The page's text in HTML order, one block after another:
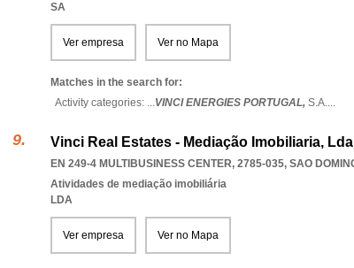
SA
Ver empresa Ver no Mapa
Matches in the search for:
Activity categories: ...VINCI ENERGIES PORTUGAL, S.A....
Vinci Real Estates - Mediação Imobiliaria, Lda
EN 249-4 MULTIBUSINESS CENTER, 2785-035, SAO
Atividades de mediação imobiliária
LDA
Ver empresa Ver no Mapa